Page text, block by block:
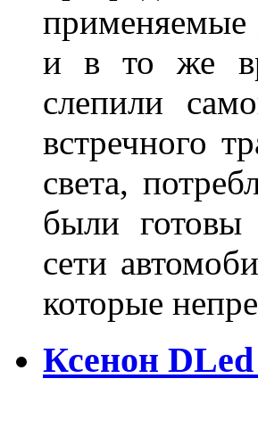
и в то же
слепили
встречного
света,
были
сети
которые
Ксенон